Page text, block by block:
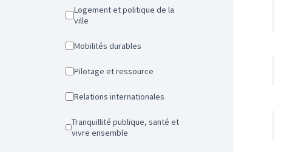
Logement et politique de la
ville
Mobilités durables
Pilotage et ressource
Relations internationales
Tranquillité publique, santé et
vivre ensemble